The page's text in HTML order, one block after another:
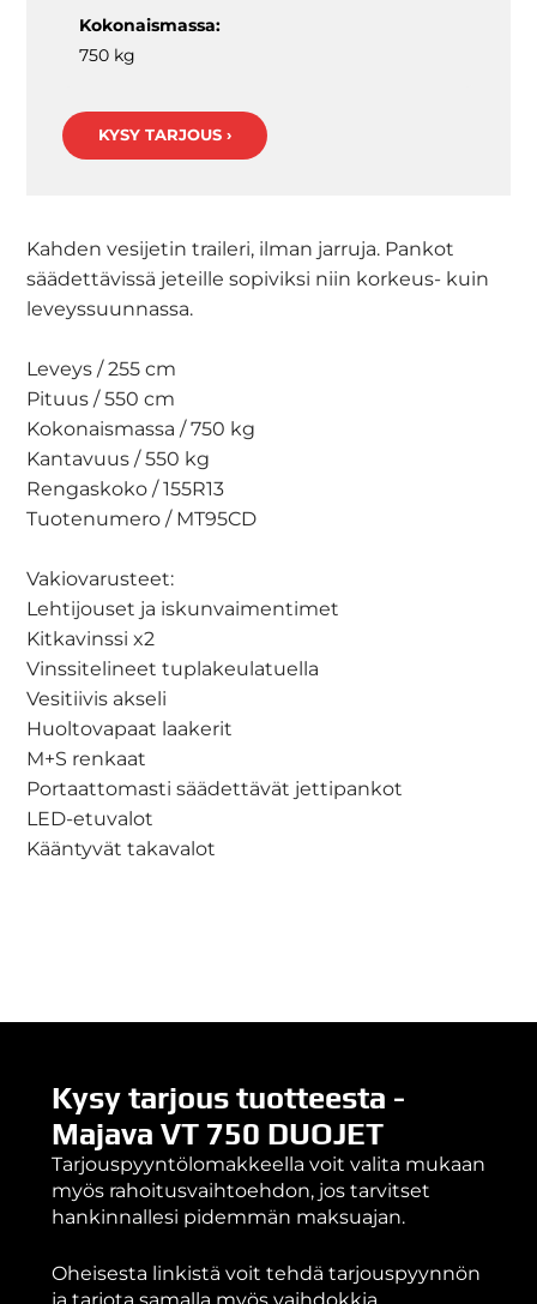
Kokonaismassa:
750 kg
KYSY TARJOUS ›
Kahden vesijetin traileri, ilman jarruja. Pankot
säädettävissä jeteille sopiviksi niin korkeus- kuin
leveyssuunnassa.
Leveys / 255 cm
Pituus / 550 cm
Kokonaismassa / 750 kg
Kantavuus / 550 kg
Rengaskoko / 155R13
Tuotenumero / MT95CD
Vakiovarusteet:
Lehtijouset ja iskunvaimentimet
Kitkavinssi x2
Vinssitelineet tuplakeulatuella
Vesitiivis akseli
Huoltovapaat laakerit
M+S renkaat
Portaattomasti säädettävät jettipankot
LED-etuvalot
Kääntyvät takavalot
Kysy tarjous tuotteesta -
Majava VT 750 DUOJET
Tarjouspyyntölomakkeella voit valita mukaan
myös rahoitusvaihtoehdon, jos tarvitset
hankinnallesi pidemmän maksuajan.
Oheisesta linkistä voit tehdä tarjouspyynnön